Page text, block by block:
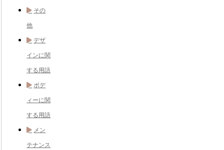
その
他
デザ
インに関
する用語
ボデ
ィーに関
する用語
メン
テナンス